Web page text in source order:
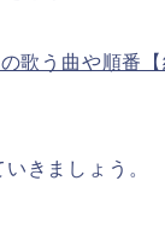
の歌う曲や順番
きましょう。